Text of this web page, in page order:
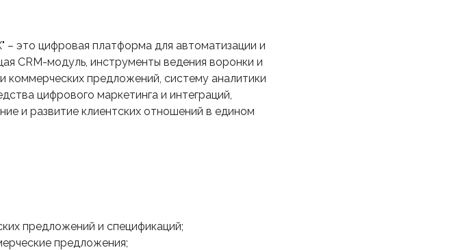
это цифровая платформа для автоматизации и
CRM-модуль, инструменты ведения воронки и
коммерческих предложений, систему аналитики
цифрового маркетинга и интеграций,
и развитие клиентских отношений в едином
предложений и спецификаций;
предложения;